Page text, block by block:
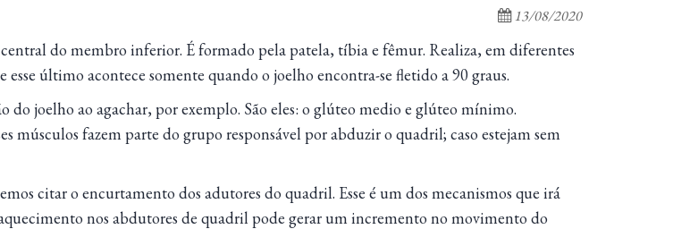
13/08/2020
do membro inferior. É formado pela patela, tíbia e fêmur. Realiza, em diferentes
último acontece somente quando o joelho encontra-se fletido a 90 graus.
joelho ao agachar, por exemplo. São eles: o glúteo medio e glúteo mínimo.
músculos fazem parte do grupo responsável por abduzir o quadril; caso estejam sem
citar o encurtamento dos adutores do quadril. Esse é um dos mecanismos que irá
nos abdutores de quadril pode gerar um incremento no movimento do